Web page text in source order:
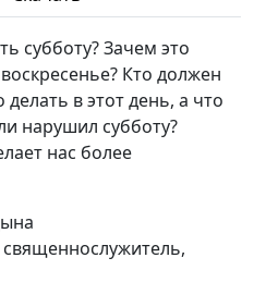
Юлия Синицына,
Вадим Кочкарев,
священнослужитель,
магистр богословия
#213
Юлия Синицына,
магистр богословия
Юлия Синицына,
субботу? Зачем это
Кто должен
в этот день, а что
нарушил субботу?
нас более